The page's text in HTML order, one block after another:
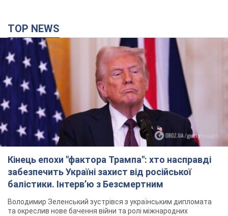
забезпечить Україні захист від російської
балістики. Інтерв’ю з Безсмертним
Володимир Зеленський зустрівся з українським дипломата
та окреслив нове бачення війни та ролі міжнародних
партнерів у боротьбі з Росією
3 години тому
У Києві внаслідок російської атаки
постраждали четверо людей. Фото
3 години тому
Росіяни атакували дроном лікарню у Херсоні:
постраждали медпрацівниці